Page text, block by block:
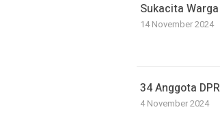
Sukacita
14 November 2024
34 Anggota
4 November 2024